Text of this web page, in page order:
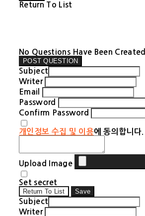
Return To List
No Questions Have Been Created.
POST QUESTION
Subject
Writer
Email
Password
Confirm Password
개인정보 수집 및 이용에 동의합니다.
Upload Image
Set secret
Return To List
Save
Subject
Writer